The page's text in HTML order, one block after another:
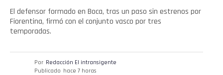
El defensor formado en Boca, tras un paso sin estrenos por
Fiorentina, firmó con el conjunto vasco por tres
temporadas.
Por Redacción El intransigente
Publicado hace 7 horas
Whatsapp